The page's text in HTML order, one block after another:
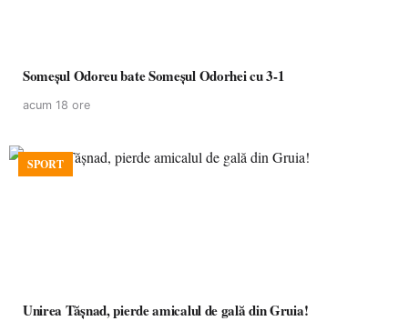
Someșul Odoreu bate Someșul Odorhei cu 3-1
acum 18 ore
SPORT
Unirea Tășnad, pierde amicalul de gală din Gruia!